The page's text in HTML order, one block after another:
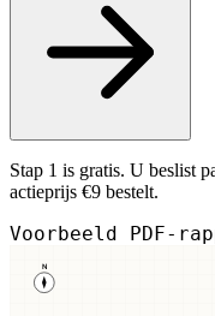
Stap 1 is gratis. U beslist
actieprijs €9 bestelt.
Voorbeeld PDF-
N